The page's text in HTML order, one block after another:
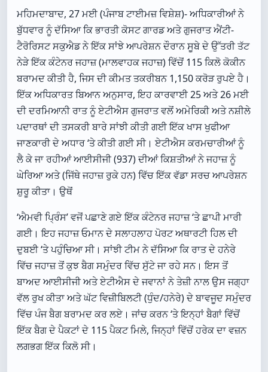
ਮਹਿਮਦਾਬਾਦ, 27 ਮਈ (ਪੰਜਾਬ ਟਾਈਮਜ਼ ਵਿਸ਼ੇਸ਼)- ਅਧਿਕਾਰੀਆਂ ਨੇ
ਬੁੱਧਵਾਰ ਨੂੰ ਦੱਸਿਆ ਕਿ ਭਾਰਤੀ ਕੋਸਟ ਗਾਰਡ ਅਤੇ ਗੁਜਰਾਤ ਐਂਟੀ-
ਟੈਰੋਰਿਸਟ ਸਕੁਐਡ ਨੇ ਇੱਕ ਸਾਂਝੇ ਆਪਰੇਸ਼ਨ ਦੌਰਾਨ ਸੂਬੇ ਦੇ ਉੱਤਰੀ ਤੱਟ
ਨੇੜੇ ਇੱਕ ਕੰਟੇਨਰ ਜਹਾਜ਼ (ਮਾਲਵਾਹਕ ਜਹਾਜ਼) ਵਿੱਚੋਂ 115 ਕਿਲੋ ਕੋਕੀਨ
ਬਰਾਮਦ ਕੀਤੀ ਹੈ, ਜਿਸ ਦੀ ਕੀਮਤ ਤਕਰੀਬਨ 1,150 ਕਰੋੜ ਰੁਪਏ ਹੈ।
ਇੱਕ ਅਧਿਕਾਰਤ ਬਿਆਨ ਅਨੁਸਾਰ, ਇਹ ਕਾਰਵਾਈ 25 ਅਤੇ 26 ਮਈ
ਦੀ ਦਰਮਿਆਨੀ ਰਾਤ ਨੂੰ ਏਟੀਐਸ ਗੁਜਰਾਤ ਵਲੋਂ ਅਮੇਰਿਕੀ ਅਤੇ ਨਸ਼ੀਲੇ
ਪਦਾਰਥਾਂ ਦੀ ਤਸਕਰੀ ਬਾਰੇ ਸਾਂਝੀ ਕੀਤੀ ਗਈ ਇੱਕ ਖਾਸ ਖੁਫੀਆ
ਜਾਣਕਾਰੀ ਦੇ ਅਧਾਰ ‘ਤੇ ਕੀਤੀ ਗਈ ਸੀ। ਏਟੀਐਸ ਕਰਮਚਾਰੀਆਂ ਨੂੰ
ਲੈ ਕੇ ਜਾ ਰਹੀਆਂ ਆਈਸੀਜੀ (937) ਦੀਆਂ ਕਿਸ਼ਤੀਆਂ ਨੇ ਜਹਾਜ਼ ਨੂੰ
ਘੇਰਿਆ ਅਤੇ (ਜਿੱਥੇ ਜਹਾਜ਼ ਰੁਕੇ ਹਨ) ਵਿੱਚ ਇੱਕ ਵੱਡਾ ਸਰਚ ਆਪਰੇਸ਼ਨ
ਸ਼ੁਰੂ ਕੀਤਾ। ਉਥੋਂ
‘ਐਮਵੀ ਪ੍ਰਿੰਸ’ ਵਜੋਂ ਪਛਾਣੇ ਗਏ ਇੱਕ ਕੰਟੇਨਰ ਜਹਾਜ਼ ‘ਤੇ ਛਾਪੀ ਮਾਰੀ
ਗਈ। ਇਹ ਜਹਾਜ਼ ਓਮਾਨ ਦੇ ਸਲਾਹਲਾਹ ਪੋਰਟ ਅਥਾਰਟੀ ਹਿਲ ਦੀ
ਦੁਬਈ ‘ਤੇ ਪਹੁੰਚਿਆ ਸੀ। ਸਾਂਝੀ ਟੀਮ ਨੇ ਦੱਸਿਆ ਕਿ ਰਾਤ ਦੇ ਹਨੇਰੇ
ਵਿੱਚ ਜਹਾਜ਼ ਤੋਂ ਕੁਝ ਬੈਗ ਸਮੁੰਦਰ ਵਿੱਚ ਸੁੱਟੇ ਜਾ ਰਹੇ ਸਨ। ਇਸ ਤੋਂ
ਬਾਅਦ ਆਈਸੀਜੀ ਅਤੇ ਏਟੀਐਸ ਦੇ ਜਵਾਨਾਂ ਨੇ ਤੇਜ਼ੀ ਨਾਲ ਉਸ ਜਗ੍ਹਾ
ਵੱਲ ਰੁਖ ਕੀਤਾ ਅਤੇ ਘੱਟ ਵਿਜ਼ੀਬਿਲਟੀ (ਧੁੰਦ/ਹਨੇਰੇ) ਦੇ ਬਾਵਜੂਦ ਸਮੁੰਦਰ
ਵਿੱਚ ਪੰਜ ਬੈਗ ਬਰਾਮਦ ਕਰ ਲਏ। ਜਾਂਚ ਕਰਨ ‘ਤੇ ਇਨ੍ਹਾਂ ਬੈਗਾਂ ਵਿੱਚੋਂ
ਇੱਕ ਬੈਗ ਦੇ ਪੈਕਟਾਂ ਦੇ 115 ਪੈਕਟ ਮਿਲੇ, ਜਿਨ੍ਹਾਂ ਵਿੱਚੋਂ ਹਰੇਕ ਦਾ ਵਜ਼ਨ
ਲਗਭਗ ਇੱਕ ਕਿਲੋ ਸੀ।